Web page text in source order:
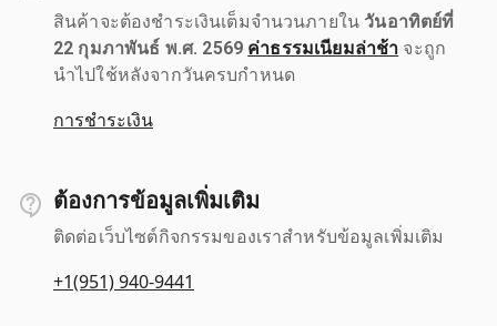
สินค้าจะต้องชำระเงินเต็มจำนวนภายใน วันอาทิตย์ที่
22 กุมภาพันธ์ พ.ศ. 2569 ค่าธรรมเนียมล่าช้า จะถูก
นำไปใช้หลังจากวันครบกำหนด
การชำระเงิน
ต้องการข้อมูลเพิ่มเติม
ติดต่อเว็บไซต์กิจกรรมของเราสำหรับข้อมูลเพิ่มเติม
+1(951) 940-9441